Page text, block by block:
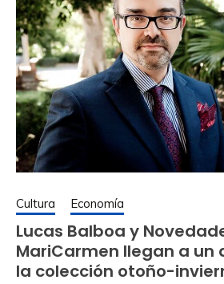
Cultura Economía
Lucas Balboa y
MariCarmen llegan a un
la colección otoño-